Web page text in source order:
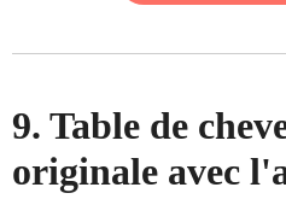
9. Table de
originale avec